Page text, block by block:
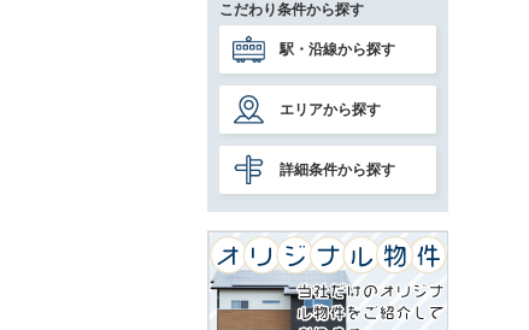
こだわり条件から探す
駅・沿線から探す
エリアから探す
詳細条件から探す